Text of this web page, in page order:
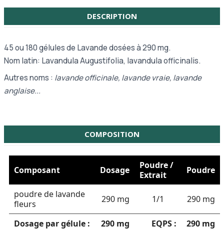
DESCRIPTION
45 ou180 gélules de Lavande dosées à 290 mg.
Nom latin: Lavandula Augustifolia, lavandula officinalis.
Autres noms : lavande officinale, lavande vraie, lavande
anglaise...
COMPOSITION
Composant Dosage
Poudre /
Extrait
Poudre
poudre de lavande
fleurs
290 mg 1/1 290 mg
Dosage par gélule : 290 mg EQPS : 290 mg